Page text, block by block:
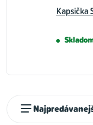
Kapsička